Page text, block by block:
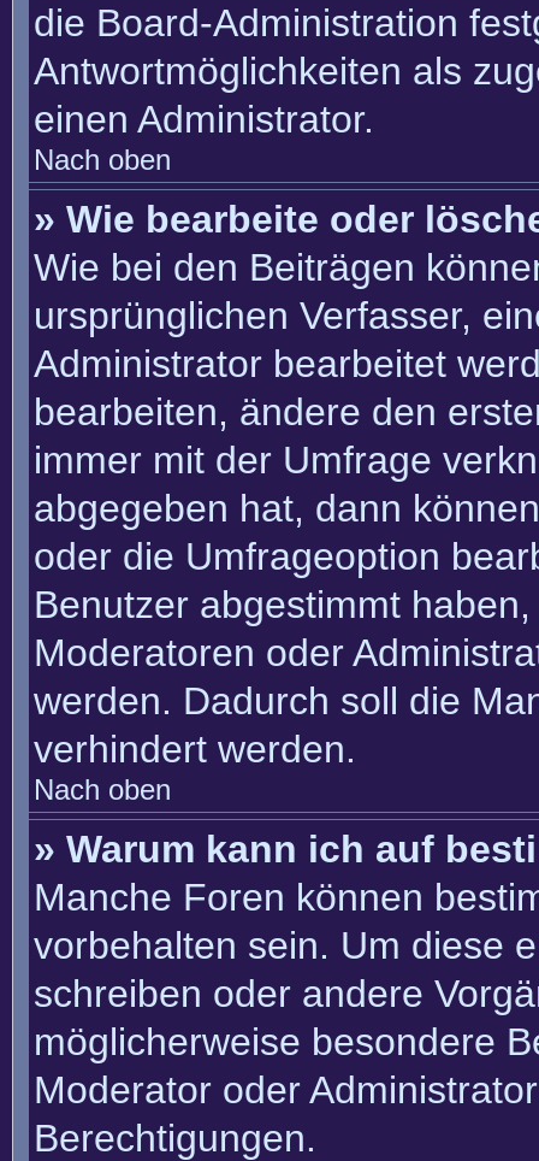
die Board-Administration
Antwortmöglichkeiten als
einen Administrator.
Nach oben
» Wie bearbeite oder
Wie bei den Beiträgen
ursprünglichen Verfasser,
Administrator bearbeitet
bearbeiten, ändere den
immer mit der Umfrage
abgegeben hat, dann
oder die Umfrageoption
Benutzer abgestimmt
Moderatoren oder
werden. Dadurch soll die
verhindert werden.
Nach oben
» Warum kann ich auf
Manche Foren können
vorbehalten sein. Um diese
schreiben oder andere
möglicherweise besondere
Moderator oder
Berechtigungen.